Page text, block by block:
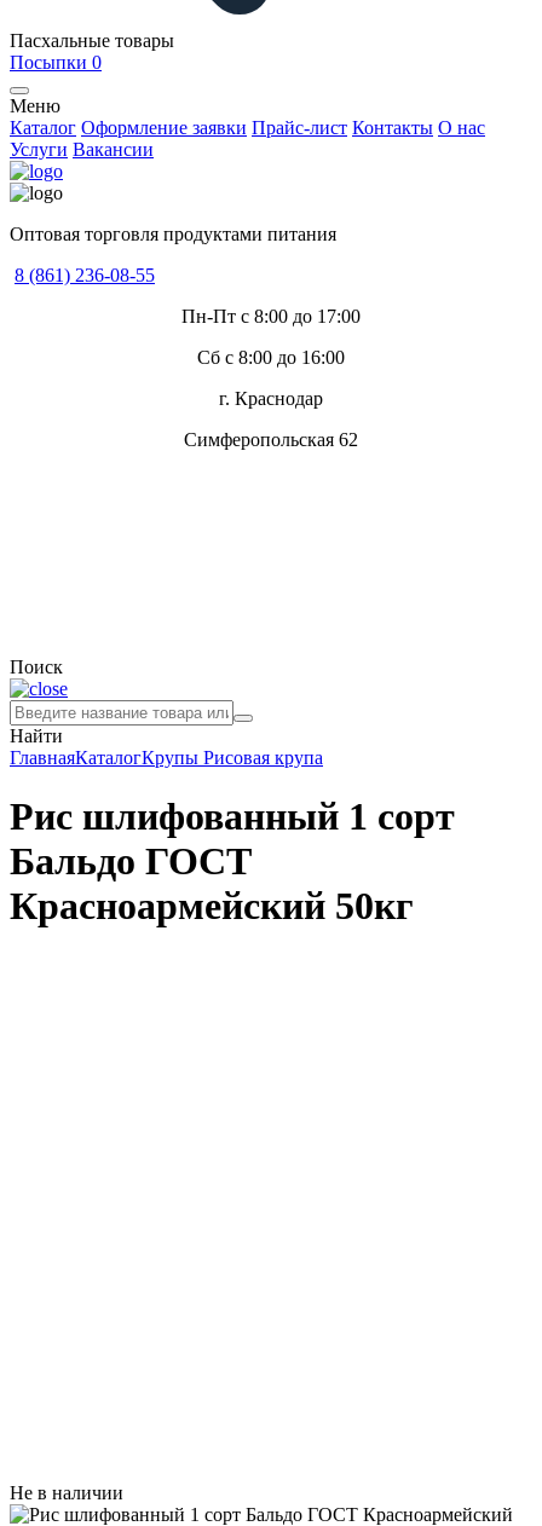
Пасхальные товары
Посыпки 0
Меню
Каталог Оформление заявки Прайс-лист Контакты О нас
Услуги Вакансии
Оптовая торговля продуктами питания
8 (861) 236-08-55
Пн-Пт с 8:00 до 17:00
Сб с 8:00 до 16:00
г. Краснодар
Симферопольская 62
Поиск
Найти
ГлавнаяКаталогКрупы Рисовая крупа
Рис шлифованный 1 сорт
Бальдо ГОСТ
Красноармейский 50кг
Не в наличии